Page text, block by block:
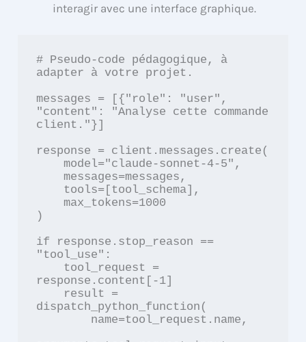
interagir avec une interface graphique.
# Pseudo-code pédagogique, à
adapter à votre projet.
messages = [{"role": "user",
"content": "Analyse cette commande
client."}]
response = client.messages.create(
)
if response.stop_reason ==
"tool_use":
response.content[-1]
dispatch_python_function(